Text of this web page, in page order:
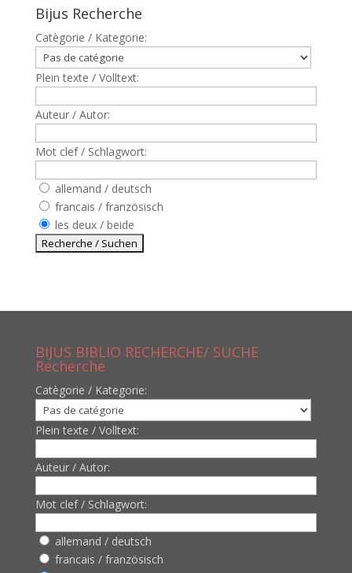
Bijus Recherche
Catègorie / Kategorie:
Plein texte / Volltext:
Auteur / Autor:
Mot clef / Schlagwort:
allemand / deutsch
francais / französisch
les deux / beide
BIJUS BIBLIO RECHERCHE/ SUCHE
Recherche
Catègorie / Kategorie:
Plein texte / Volltext:
Auteur / Autor:
Mot clef / Schlagwort:
allemand / deutsch
francais / französisch